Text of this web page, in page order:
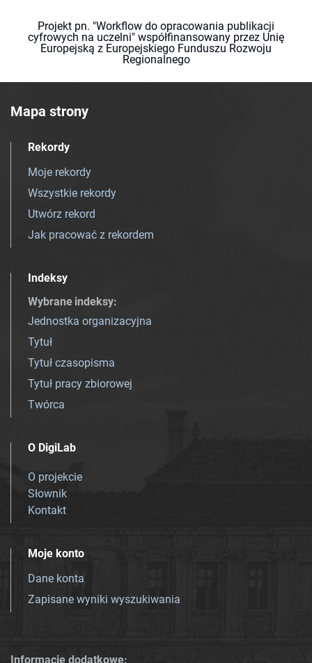
Projekt pn. "Workflow do opracowania publikacji
cyfrowych na uczelni" współfinansowany przez Unię
Europejską z Europejskiego Funduszu Rozwoju
Regionalnego
Mapa strony
Rekordy
Moje rekordy
Wszystkie rekordy
Utwórz rekord
Jak pracować z rekordem
Indeksy
Wybrane indeksy:
Jednostka organizacyjna
Tytuł
Tytuł czasopisma
Tytuł pracy zbiorowej
Twórca
O DigiLab
O projekcie
Słownik
Kontakt
Moje konto
Dane konta
Zapisane wyniki wyszukiwania
Informacje dodatkowe: